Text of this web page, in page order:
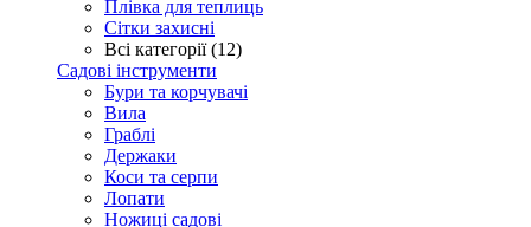
Плівка для теплиць
Сітки захисні
Всі категорії (12)
Садові інструменти
Бури та корчувачі
Вила
Граблі
Держаки
Коси та серпи
Лопати
Ножиці садові